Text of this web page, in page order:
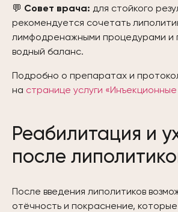
💬 Совет врача: для стойкого
рекомендуется сочетать
лимфодренажными процедурами и
водный баланс.
Подробно о препаратах и
на странице услуги
Реабилитация и
после
После введения липолитиков
отёчность и покраснение,